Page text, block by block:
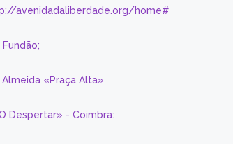
avenidadaliberdade.org/home#
«Praça Alta»
Despertar» - Coimbra: